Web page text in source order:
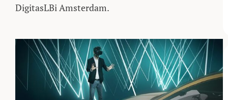
DigitasLBi Amsterdam.